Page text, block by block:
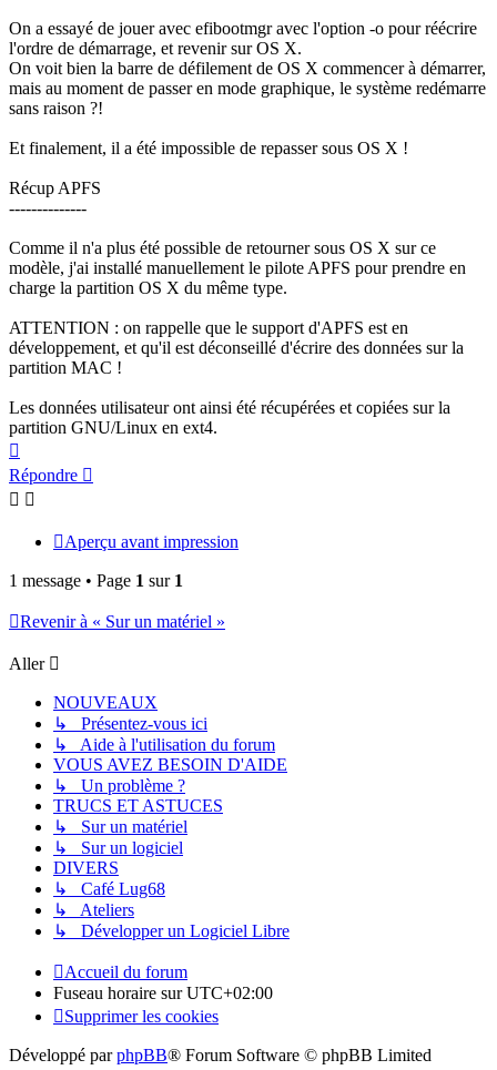
On a essayé de jouer avec efibootmgr avec l'option -o pour réécrire
l'ordre de démarrage, et revenir sur OS X.
On voit bien la barre de défilement de OS X commencer à démarrer,
mais au moment de passer en mode graphique, le système redémarre
sans raison ?!
Et finalement, il a été impossible de repasser sous OS X !
Récup APFS
--------------
Comme il n'a plus été possible de retourner sous OS X sur ce
modèle, j'ai installé manuellement le pilote APFS pour prendre en
charge la partition OS X du même type.
ATTENTION : on rappelle que le support d'APFS est en
développement, et qu'il est déconseillé d'écrire des données sur la
partition MAC !
Les données utilisateur ont ainsi été récupérées et copiées sur la
partition GNU/Linux en ext4.
Répondre
Aperçu avant impression
1 message • Page 1 sur 1
Revenir à « Sur un matériel »
Aller
NOUVEAUX
↳ Présentez-vous ici
↳ Aide à l'utilisation du forum
VOUS AVEZ BESOIN D'AIDE
↳ Un problème ?
TRUCS ET ASTUCES
↳ Sur un matériel
↳ Sur un logiciel
DIVERS
↳ Café Lug68
↳ Ateliers
↳ Développer un Logiciel Libre
Accueil du forum
Fuseau horaire surUTC+02:00
Supprimer les cookies
Développé parphpBB® Forum Software © phpBB Limited